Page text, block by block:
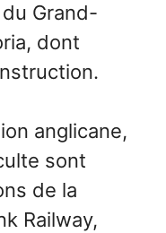
Grand-
dont
anglicane,
sont
de la
Railway,